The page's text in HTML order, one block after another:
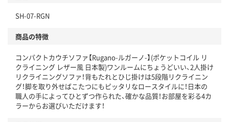
SH-07-RGN
商品の特徴
コンパクトカウチソファ【Rugano-ルガーノ-】(ポケットコイル リ
クライニング レザー風 日本製)ワンルームにちょうどいい、2人掛け
リクライニングソファ！背もたれとひじ掛けは5段階リクライニン
グ！脚を取り外せばこたつにもピッタリなロースタイルに！日本の
職人の手によってひとずつ作られた、確かな品質！お部屋を彩る4カ
ラーからお選びいただけます！